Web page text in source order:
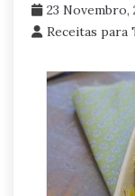
23 Novembro,
Receitas para